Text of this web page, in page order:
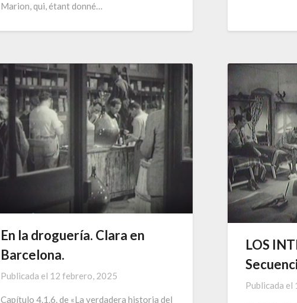
Marion, qui, étant donné…
En la droguería. Clara en
Barcelona.
Publicada el 12 febrero, 2025
Capítulo 4.1.6. de «La verdadera historia del
LOS
Publicada el